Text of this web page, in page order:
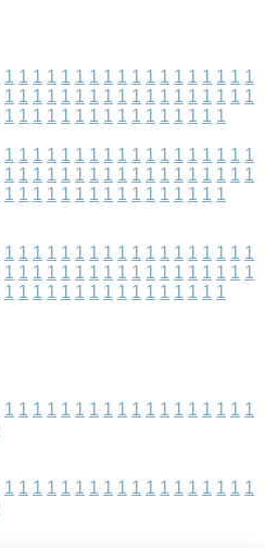
1 1 1 1 1 1 1 1 1 1 1 1 1 1 1 1 1 1
1 1 1 1 1 1 1 1 1 1 1 1 1 1 1 1 1 1
1 1 1 1 1 1 1 1 1 1 1 1 1 1 1 1
1 1 1 1 1 1 1 1 1 1 1 1 1 1 1 1 1 1
1 1 1 1 1 1 1 1 1 1 1 1 1 1 1 1 1 1
1 1 1 1 1 1 1 1 1 1 1 1 1 1 1 1
1 1 1 1 1 1 1 1 1 1 1 1 1 1 1 1 1 1
1 1 1 1 1 1 1 1 1 1 1 1 1 1 1 1 1 1
1 1 1 1 1 1 1 1 1 1 1 1 1 1 1 1
1 1 1 1 1 1 1 1 1 1 1 1 1 1 1 1 1 1
1 1 1 1 1 1 1 1 1 1 1 1 1 1 1 1 1 1